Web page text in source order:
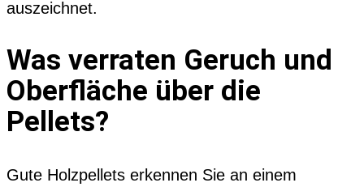
auszeichnet.
Was verraten Geruch und
Oberfläche über die
Pellets?
Gute Holzpellets erkennen Sie an einem